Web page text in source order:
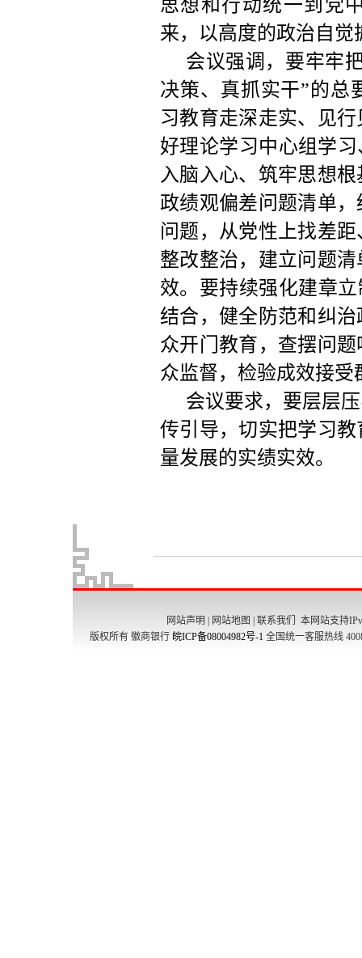
网站声明 网站地图 联系我们
本网站支持
版权所有 徽商银行 皖ICP备08004982号-1 全国统一客服热线